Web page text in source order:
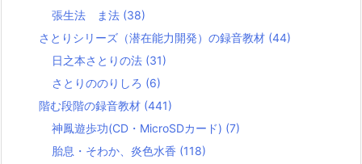
張生法 ま法 (38)
さとりシリーズ（潜在能力開発）の録音教材 (44)
日之本さとりの法 (31)
さとりののりしろ (6)
階む段階の録音教材 (441)
神鳳遊歩功(CD・MicroSDカード) (7)
胎息・そわか、炎色水香 (118)